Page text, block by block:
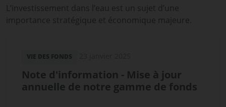
L’investissement dans l’eau est un sujet d’une
importance stratégique et économique majeure.
VIE DES FONDS
Note d'information - Mise à jour
annuelle de notre gamme de fonds